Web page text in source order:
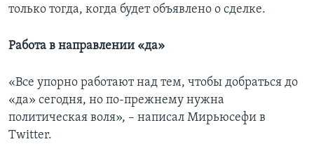
только тогда, когда будет объявлено о сделке.
Работа в направлении «да»
«Все упорно работают над тем, чтобы добраться до
«да» сегодня, но по-прежнему нужна
политическая воля», – написал Мирьюсефи в
Twitter.